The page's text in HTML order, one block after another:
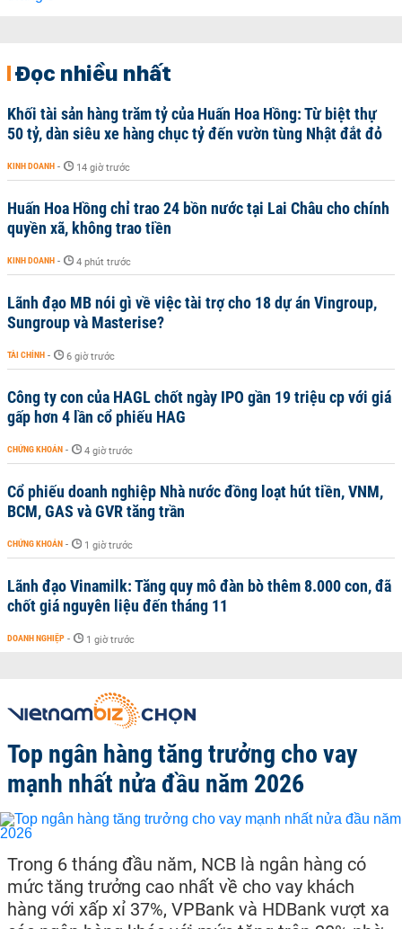
Đọc nhiều nhất
Khối tài sản hàng trăm tỷ của Huấn Hoa Hồng: Từ biệt thự
50 tỷ, dàn siêu xe hàng chục tỷ đến vườn tùng Nhật đắt đỏ
KINH DOANH - 14 giờ trước
Huấn Hoa Hồng chỉ trao 24 bồn nước tại Lai Châu cho chính
quyền xã, không trao tiền
KINH DOANH - 4 phút trước
Lãnh đạo MB nói gì về việc tài trợ cho 18 dự án Vingroup,
Sungroup và Masterise?
TÀI CHÍNH - 6 giờ trước
Công ty con của HAGL chốt ngày IPO gần 19 triệu cp với giá
gấp hơn 4 lần cổ phiếu HAG
CHỨNG KHOÁN - 4 giờ trước
Cổ phiếu doanh nghiệp Nhà nước đồng loạt hút tiền, VNM,
BCM, GAS và GVR tăng trần
CHỨNG KHOÁN - 1 giờ trước
Lãnh đạo Vinamilk: Tăng quy mô đàn bò thêm 8.000 con, đã
chốt giá nguyên liệu đến tháng 11
DOANH NGHIỆP - 1 giờ trước
Top ngân hàng tăng trưởng cho vay
mạnh nhất nửa đầu năm 2026
Trong 6 tháng đầu năm, NCB là ngân hàng có
mức tăng trưởng cao nhất về cho vay khách
hàng với xấp xỉ 37%, VPBank và HDBank vượt xa